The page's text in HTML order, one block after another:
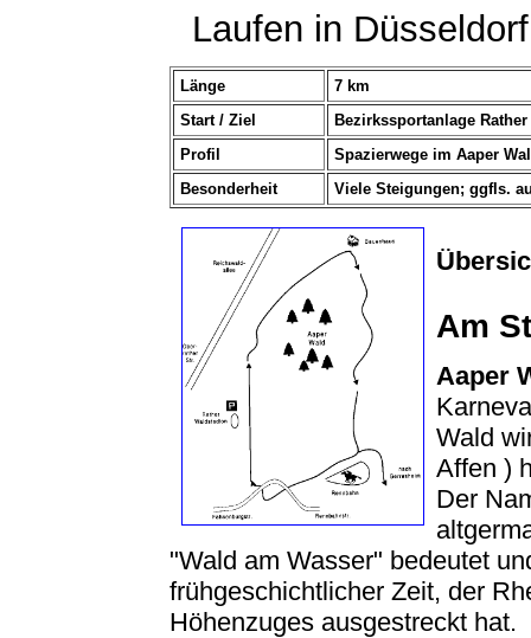
Laufen in
Länge
7 km
Start / Ziel
Bezirkssportanlage
Profil
Spazierwege im Aaper
Besonderheit
Viele Steigungen; ggfls.
Am
Aaper
Wald
Affen )
Der
"Wald am Wasser" bedeutet
frühgeschichtlicher Zeit, der
Höhenzuges ausgestreckt hat.